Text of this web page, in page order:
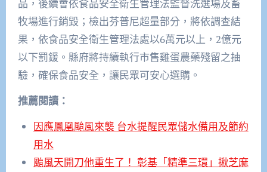
品，後續會依食品安全衛生管理法監督洗選場及畜
牧場進行銷毀；檢出芬普尼超量部分，將依調查結
果，依食品安全衛生管理法處以6萬元以上，2億元
以下罰鍰。縣府將持續執行市售雞蛋農藥殘留之抽
驗，確保食品安全，讓民眾可安心選購。
推薦閱讀：
因應鳳凰颱風來襲 台水提醒民眾儲水備用及節約
用水
颱風天開刀他重生了！ 彰基「精準三環」揪芝麻